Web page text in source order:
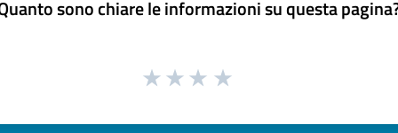
sono chiare le informazioni su questa